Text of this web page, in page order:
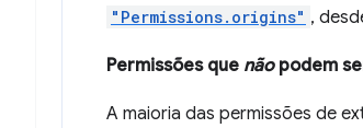
"Permissions.origins" ,
Permissões que nãopodem
A maioria das permissões de